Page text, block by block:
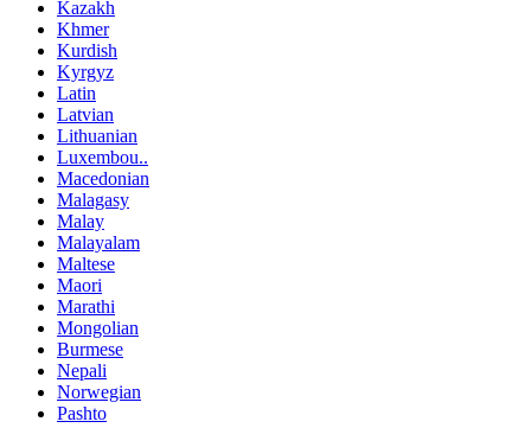
Kazakh
Khmer
Kurdish
Kyrgyz
Latin
Latvian
Lithuanian
Luxembou..
Macedonian
Malagasy
Malay
Malayalam
Maltese
Maori
Marathi
Mongolian
Burmese
Nepali
Norwegian
Pashto